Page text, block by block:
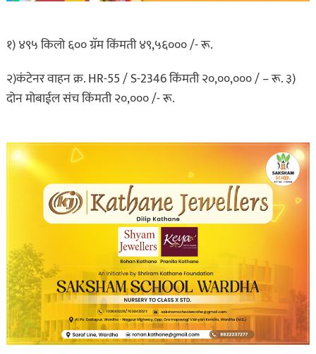
१) ४९५ किलो ६०० ग्रॅम किंमती ४९,५६००० /- रू.
२)कंटेनर वाहन क्र. HR-55 / S-2346 किंमती २०,००,००० / – रू. ३)
दोन मोबाईल संच किंमती २०,००० /- रू.